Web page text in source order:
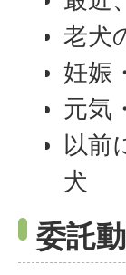
老犬
妊娠
元気
以前
犬
委託